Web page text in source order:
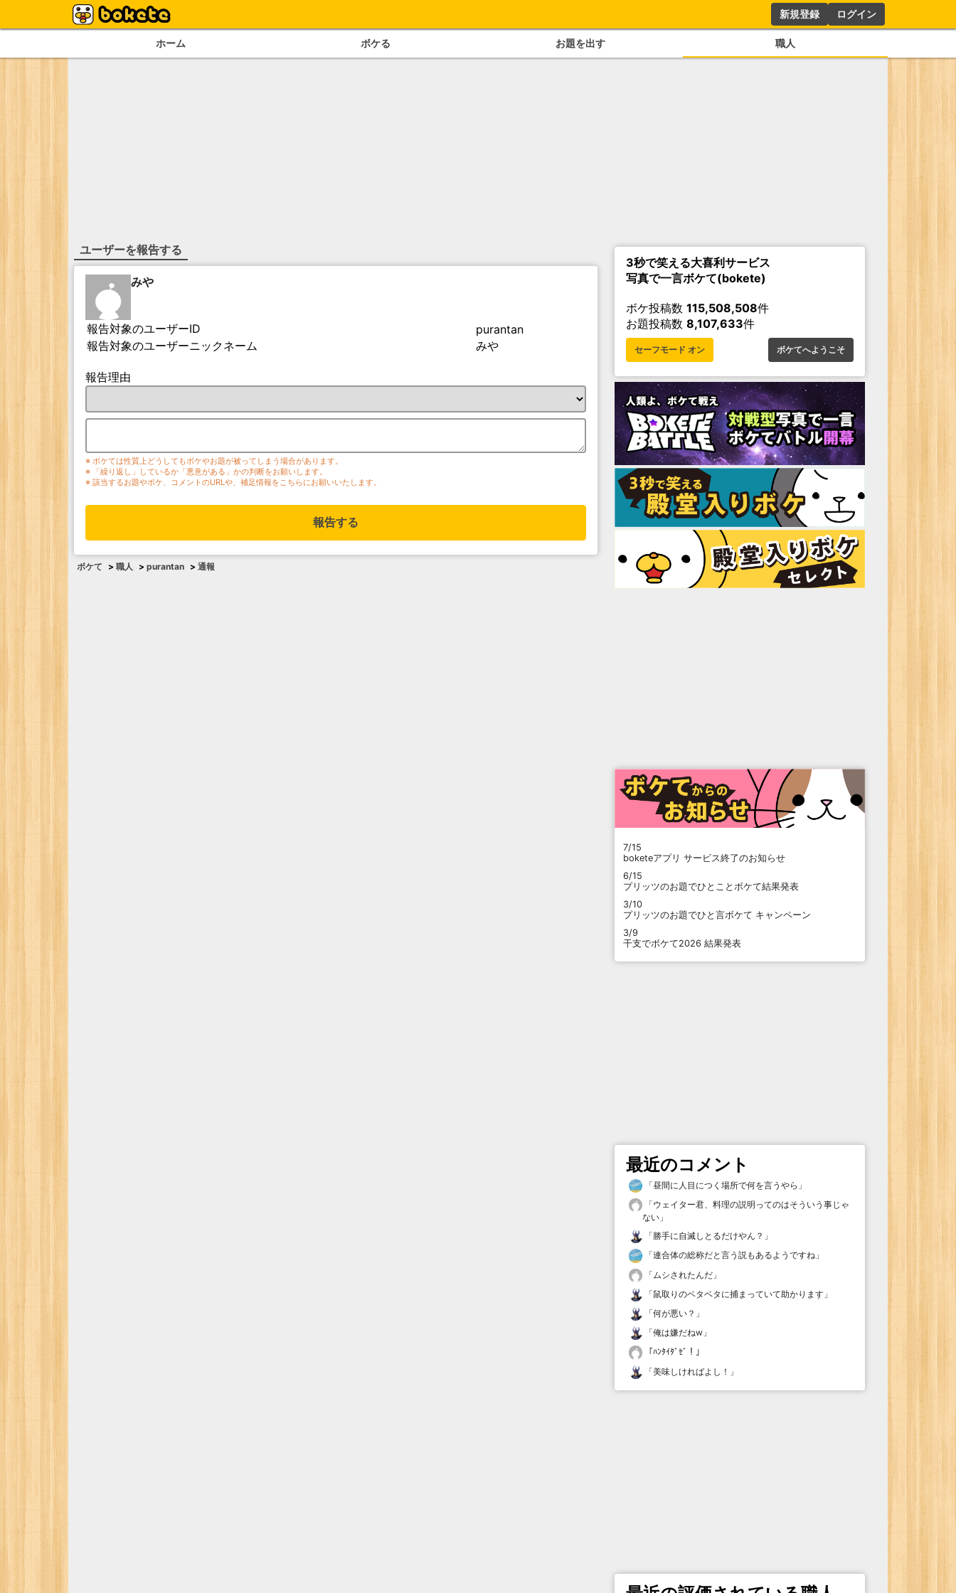
新規登録 ログイン
ホーム ボケる お題を出す 職人
ユーザーを報告する
みや
報告対象のユーザーID
purantan
報告対象のユーザーニックネーム
みや
報告理由
※ ボケては性質上どうしてもボケやお題が被ってしまう場合があります。
※ 「繰り返し」しているか「悪意がある」かの判断をお願いします。
※ 該当するお題やボケ、コメントのURLや、補足情報をこちらにお願いいたします。
報告する
ボケて > 職人 > purantan > 通報
3秒で笑える大喜利サービス
写真で一言ボケて(bokete)
ボケ投稿数 115,508,508件
お題投稿数 8,107,633件
セーフモード オン ボケてへようこそ
7/15
boketeアプリ サービス終了のお知らせ
6/15
プリッツのお題でひとことボケて結果発表
3/10
プリッツのお題でひと言ボケて キャンペーン
3/9
干支でボケて2026 結果発表
最近のコメント
「昼間に人目につく場所で何を言うやら 」
「ウェイター君、料理の説明ってのはそういう事じゃ
ない 」
「勝手に自滅しとるだけやん？ 」
「連合体の総称だと言う説もあるようですね 」
「 ムシされたんだ 」
「鼠取りのベタベタに捕まっていて助かります 」
「何が悪い？ 」
「俺は嫌だねw 」
「ﾊﾝﾀｲﾀﾞｾﾞ！ 」
「美味しければよし！ 」